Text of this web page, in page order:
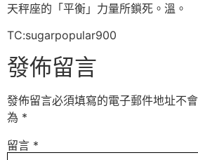
天秤座的「平衡」力量所鎖死。溫。
TC:sugarpopular900
發佈留言
發佈留言必須填寫的電子郵件地址不會
為 *
留言 *